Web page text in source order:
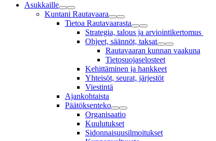
Asukkaille
Kuntani Rautavaara
Tietoa Rautavaarasta
Strategia, talous ja arviointikertomus
Ohjeet, säännöt, taksat
Rautavaaran kunnan vaakuna
Tietosuojaselosteet
Kehittäminen ja hankkeet
Yhteisöt, seurat, järjestöt
Viestintä
Ajankohtaista
Päätöksenteko
Organisaatio
Kuulutukset
Sidonnaisuusilmoitukset